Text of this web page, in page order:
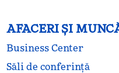
AFACERI ȘI
Business Center
Săli de conferință